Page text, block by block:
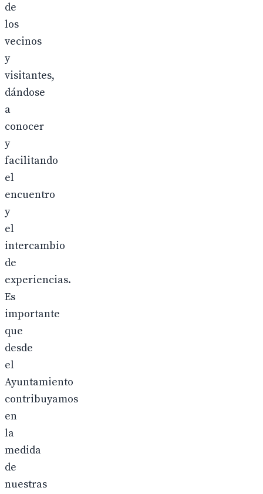
de
los
vecinos
y
visitantes,
dándose
a
conocer
y
facilitando
el
encuentro
y
el
intercambio
de
experiencias.
Es
importante
que
desde
el
Ayuntamiento
contribuyamos
en
la
medida
de
nuestras